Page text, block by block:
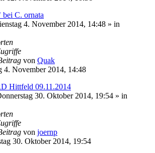
C. ornata
4. November 2014, 14:48 » in
von Quak
4. November 2014, 14:48
Hittfeld 09.11.2014
30. Oktober 2014, 19:54 » in
von joernp
30. Oktober 2014, 19:54